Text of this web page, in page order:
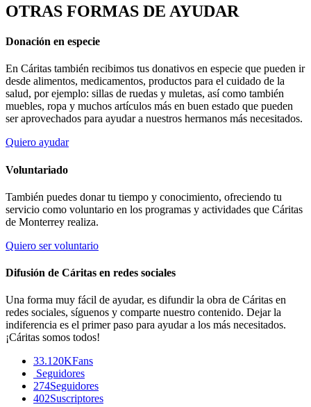
OTRAS FORMAS DE AYUDAR
Donación en especie
En Cáritas también recibimos tus donativos en especie que pueden ir
desde alimentos, medicamentos, productos para el cuidado de la
salud, por ejemplo: sillas de ruedas y muletas, así como también
muebles, ropa y muchos artículos más en buen estado que pueden
ser aprovechados para ayudar a nuestros hermanos más necesitados.
Quiero ayudar
Voluntariado
También puedes donar tu tiempo y conocimiento, ofreciendo tu
servicio como voluntario en los programas y actividades que Cáritas
de Monterrey realiza.
Quiero ser voluntario
Difusión de Cáritas en redes sociales
Una forma muy fácil de ayudar, es difundir la obra de Cáritas en
redes sociales, síguenos y comparte nuestro contenido. Dejar la
indiferencia es el primer paso para ayudar a los más necesitados.
¡Cáritas somos todos!
33.120KFans
Seguidores
274Seguidores
402Suscriptores